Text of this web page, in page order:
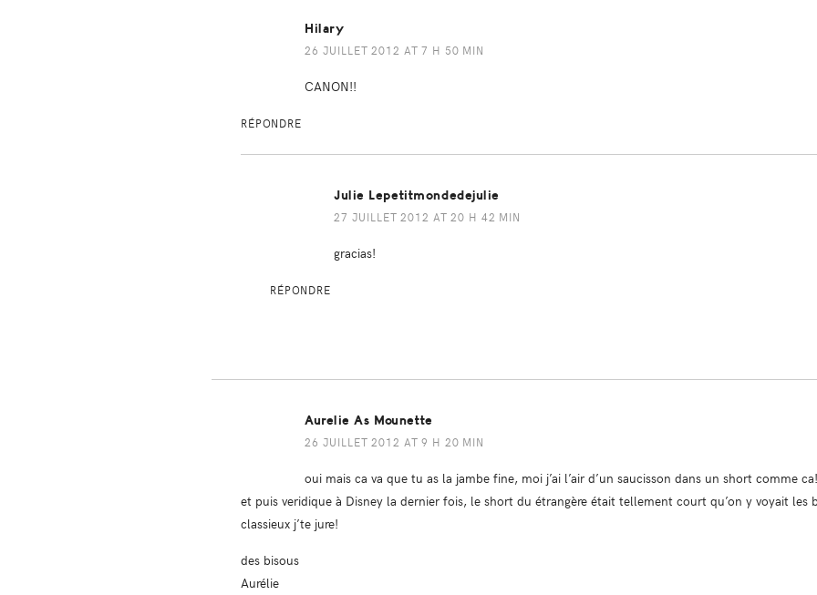
Hilary
26 JUILLET 2012 AT 7 H 50 MIN
CANON!!
RÉPONDRE
Julie Lepetitmondedejulie
27 JUILLET 2012 AT 20 H 42 MIN
gracias!
RÉPONDRE
Aurelie As Mounette
26 JUILLET 2012 AT 9 H 20 MIN
oui mais ca va que tu as la jambe fine, moi j’ai l’air d’un saucisson dans un short comme ca!
et puis veridique à Disney la dernier fois, le short du étrangère était tellement court qu’on y voyait les
classieux j’te jure!
des bisous
Aurélie